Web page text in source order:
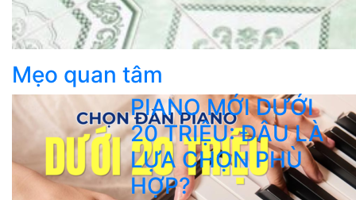
Mẹo quan tâm
PIANO MỚI DƯỚI
20 TRIỆU: ĐÂU LÀ
LỰA CHỌN PHÙ
HỢP?